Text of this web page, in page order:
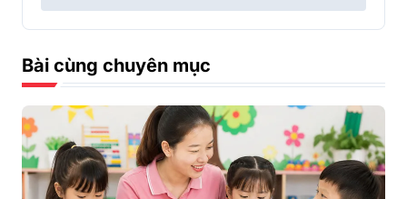
u
h
ư
ớ
n
g
Bài cùng chuyên mục